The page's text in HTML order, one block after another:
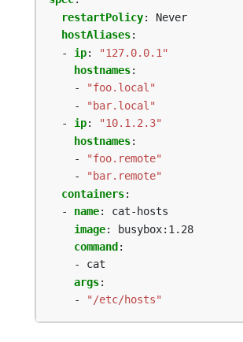
restartPolicy:
Never
hostAliases:
- ip:
"127.0.0.1"
hostnames:
-
"foo.local"
-
"bar.local"
- ip:
"10.1.2.3"
hostnames:
-
"foo.remote"
-
"bar.remote"
containers:
- name:
cat-hosts
image:
busybox:1.28
command :
- cat
args:
-
"/etc/hosts"